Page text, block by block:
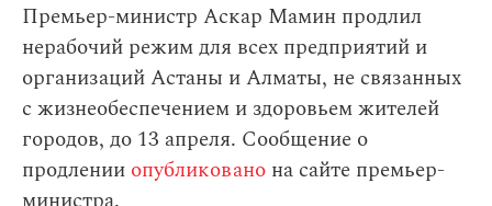
Премьер-министр Аскар Мамин продлил
нерабочий режим для всех предприятий и
организаций Астаны и Алматы, не связанных
с жизнеобеспечением и здоровьем жителей
городов, до 13 апреля. Сообщение о
продлении опубликовано на сайте премьер-